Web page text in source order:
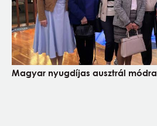
Magyar nyugdíjas ausztrál módra